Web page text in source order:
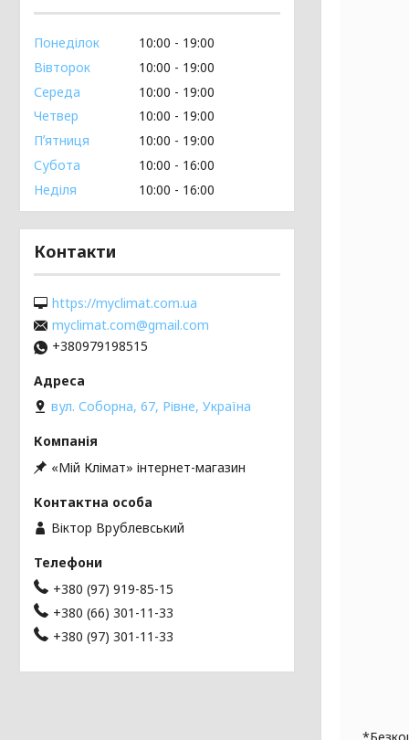
Понеділок 10:00
19:00
Вівторок
10:00
19:00
Середа
10:00
19:00
Четвер
10:00
19:00
Пʼятниця
10:00
19:00
Субота
10:00
16:00
Неділя
10:00 16:00
Контакти
https://myclimat.com.ua
myclimat.com@gmail.com
+380979198515
вул. Соборна, 67, Рівне, Україна
«Мій Клімат» інтернет-магазин
Віктор Врублевський
+380 (97) 919-85-15
+380 (66) 301-11-33
+380 (97) 301-11-33